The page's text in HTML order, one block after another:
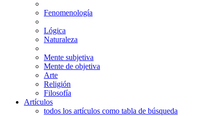
Fenomenología
Lógica
Naturaleza
Mente subjetiva
Mente de objetiva
Arte
Religión
Filosofía
Artículos
todos los artículos como tabla de búsqueda